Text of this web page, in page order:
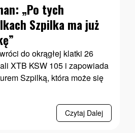
„Po tych
Szpilka ma już
do okrągłej klatki 26
XTB KSW 105 i zapowiada
Szpilką, która może się
Czytaj Dalej